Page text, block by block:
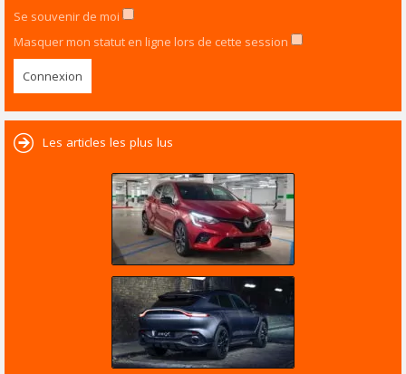
Se souvenir de moi
Masquer mon statut en ligne lors de cette session
Les articles les plus lus